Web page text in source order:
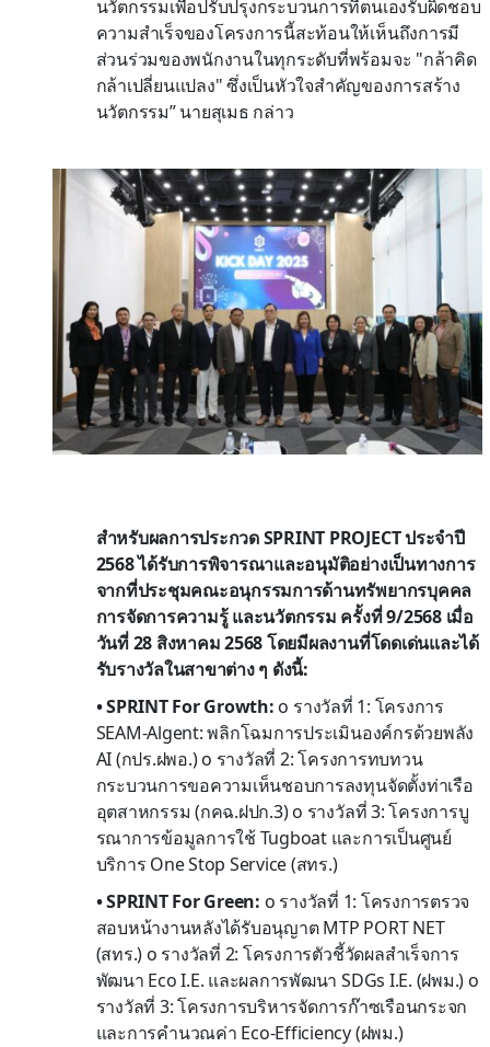
นวัตกรรมเพื่อปรับปรุงกระบวนการที่ตนเองรับผิดชอบ
ความสำเร็จของโครงการนี้สะท้อนให้เห็นถึงการมี
ส่วนร่วมของพนักงานในทุกระดับที่พร้อมจะ "กล้าคิด
กล้าเปลี่ยนแปลง" ซึ่งเป็นหัวใจสำคัญของการสร้าง
นวัตกรรม” นายสุเมธ กล่าว
สำหรับผลการประกวด SPRINT PROJECT ประจำปี
2568 ได้รับการพิจารณาและอนุมัติอย่างเป็นทางการ
จากที่ประชุมคณะอนุกรรมการด้านทรัพยากรบุคคล
การจัดการความรู้ และนวัตกรรม ครั้งที่ 9/2568 เมื่อ
วันที่ 28 สิงหาคม 2568 โดยมีผลงานที่โดดเด่นและได้
รับรางวัลในสาขาต่าง ๆ ดังนี้:
• SPRINT For Growth: o รางวัลที่ 1: โครงการ
SEAM-Algent: พลิกโฉมการประเมินองค์กรด้วยพลัง
AI (กปร.ฝพอ.) o รางวัลที่ 2: โครงการทบทวน
กระบวนการขอความเห็นชอบการลงทุนจัดตั้งท่าเรือ
อุตสาหกรรม (กคฉ.ฝปก.3) o รางวัลที่ 3: โครงการบู
รณาการข้อมูลการใช้ Tugboat และการเป็นศูนย์
บริการ One Stop Service (สทร.)
• SPRINT For Green: o รางวัลที่ 1: โครงการตรวจ
สอบหน้างานหลังได้รับอนุญาต MTP PORT NET
(สทร.) o รางวัลที่ 2: โครงการตัวชี้วัดผลสำเร็จการ
พัฒนา Eco I.E. และผลการพัฒนา SDGs I.E. (ฝพม.) o
รางวัลที่ 3: โครงการบริหารจัดการก๊าซเรือนกระจก
และการคำนวณค่า Eco-Efficiency (ฝพม.)